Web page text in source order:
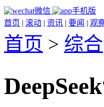
微信
手机版
首页 | 滚动 | 资讯 | 要闻 | 观
首页 > 综合